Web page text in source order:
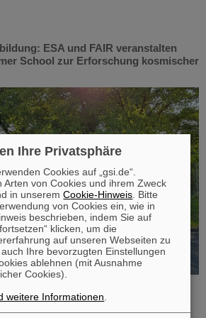
ESA und FAIR veranstalten
School zur Erforschung kosmischer
Summer School 2024“ geht in eine neue
Ausbildungsprogramm und seiner
in ein globales Netzwerk, zieht das
Ihre Privatsphäre
Cookies auf „gsi.de“.
Arten von Cookies und ihrem Zweck
in unseremCookie-Hinweis . Bitte
von Cookies ein, wie in
beschrieben, indem Sie auf
klicken, um die
auf unseren Webseiten zu
Ihre bevorzugten Einstellungen
ablehnen (mit Ausnahme
Cookies).
weitere Informationen